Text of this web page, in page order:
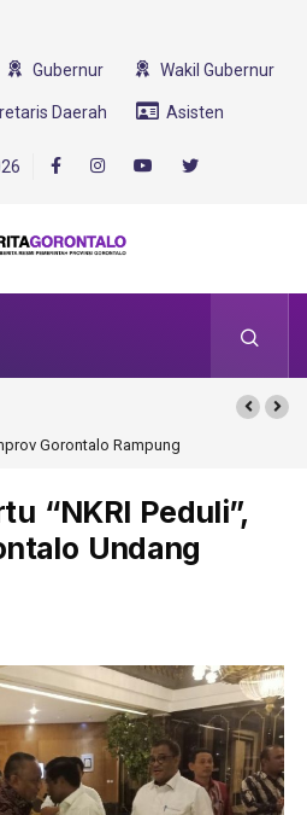
Gubernur Wakil Gubernur
Daerah Asisten
Gorontalo RampungGorontalo Ikut
“NKRI Peduli”,
Undang